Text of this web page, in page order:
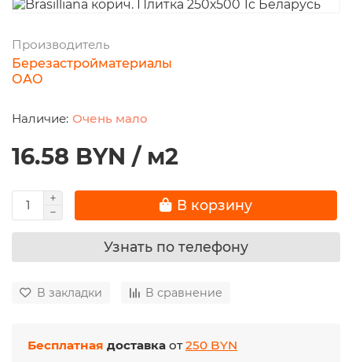
Производитель
Березастройматериалы
ОАО
Очень мало
16.58 BYN / м2
В корзину
Узнать по телефону
В закладки В сравнение
Бесплатная доставка от250 BYN